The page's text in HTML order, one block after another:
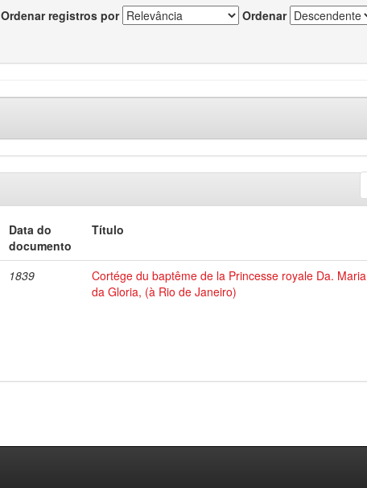
Ordenar registros por Ordenar
Data do
documento
Título
1839
Cortége du baptême de la Princesse royale Da. Maria
da Gloria, (à Rio de Janeiro)